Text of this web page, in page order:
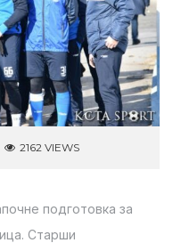
2162 VIEWS
подготовка за
Старши